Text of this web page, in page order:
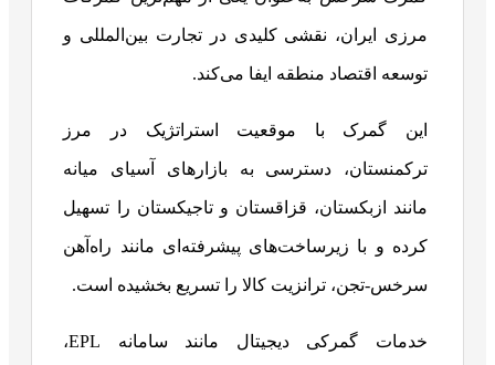
مرزی ایران، نقشی کلیدی در تجارت بین‌المللی و
توسعه اقتصاد منطقه ایفا می‌کند.
این گمرک با موقعیت استراتژیک در مرز
ترکمنستان، دسترسی به بازارهای آسیای میانه
مانند ازبکستان، قزاقستان و تاجیکستان را تسهیل
کرده و با زیرساخت‌های پیشرفته‌ای مانند راه‌آهن
سرخس-تجن، ترانزیت کالا را تسریع بخشیده است.
خدمات گمرکی دیجیتال مانند سامانه EPL،